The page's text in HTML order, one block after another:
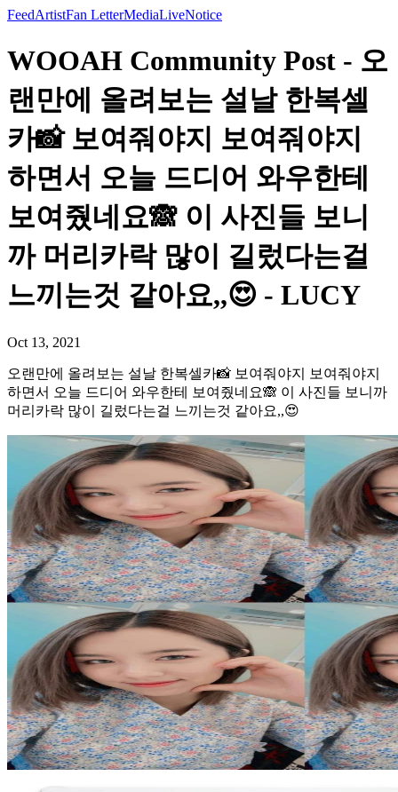
FeedArtistFan LetterMediaLiveNotice
WOOAH Community Post - 오
랜만에 올려보는 설날 한복셀
카📸 보여줘야지 보여줘야지
하면서 오늘 드디어 와우한테
보여줬네요🙈 이 사진들 보니
까 머리카락 많이 길렀다는걸
느끼는것 같아요,,😍 - LUCY
Oct 13, 2021
오랜만에 올려보는 설날 한복셀카📸 보여줘야지 보여줘야지
하면서 오늘 드디어 와우한테 보여줬네요🙈 이 사진들 보니까
머리카락 많이 길렀다는걸 느끼는것 같아요,,😍